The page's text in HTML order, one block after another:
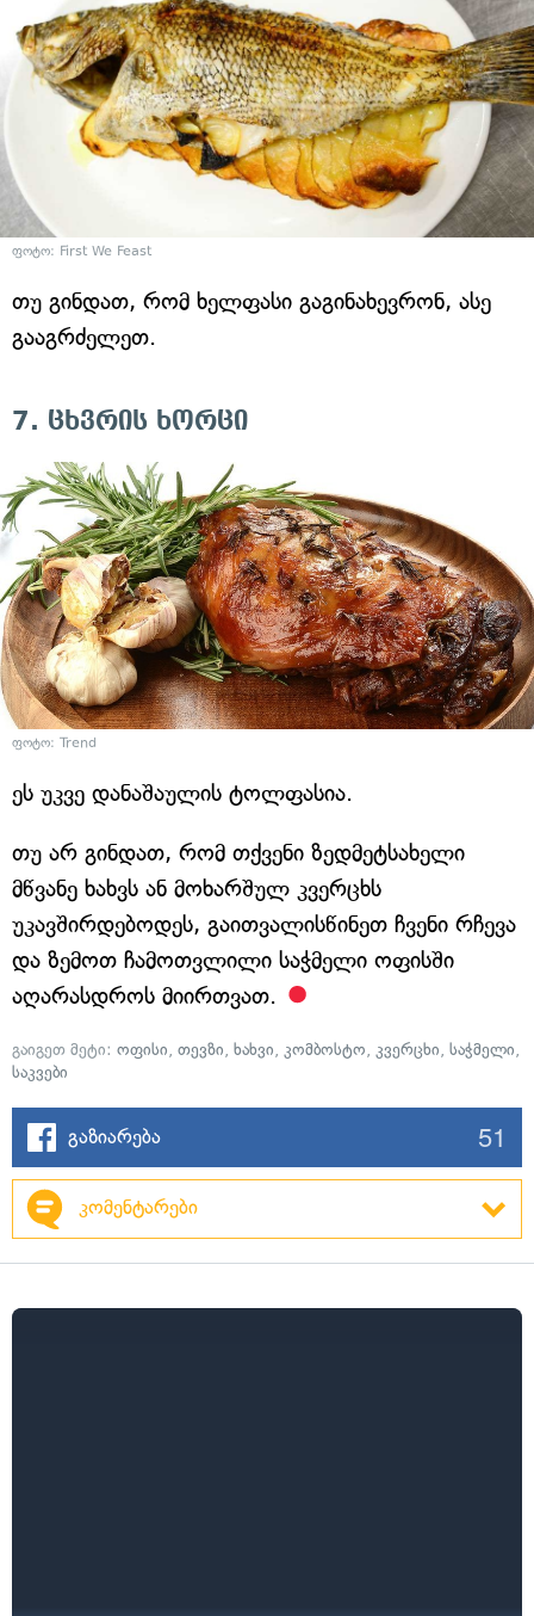
ფოტო: First We Feast
თუ გინდათ, რომ ხელფასი გაგინახევრონ, ასე
გააგრძელეთ.
7. ცხვრის ხორცი
ფოტო: Trend
ეს უკვე დანაშაულის ტოლფასია.
თუ არ გინდათ, რომ თქვენი ზედმეტსახელი
მწვანე ხახვს ან მოხარშულ კვერცხს
უკავშირდებოდეს, გაითვალისწინეთ ჩვენი რჩევა
და ზემოთ ჩამოთვლილი საჭმელი ოფისში
აღარასდროს მიირთვათ.
გაიგეთ მეტი: ოფისი, თევზი, ხახვი, კომბოსტო, კვერცხი, საჭმელი,
საკვები
გაზიარება 51
კომენტარები